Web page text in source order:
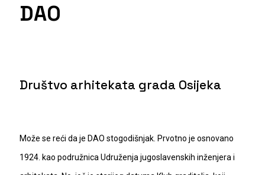
DAO
Društvo arhitekata grada Osijeka
Može se reći da je DAO stogodišnjak. Prvotno je osnovano
1924. kao podružnica Udruženja jugoslavenskih inženjera i